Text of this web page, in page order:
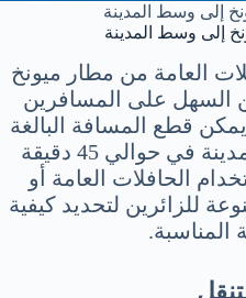
إلى وسط المدينة
إلى وسط المدينة
العامة من مطار ميونخ
السهل على المسافرين
قطع المسافة البالغة
40 كم بين المطار ووسط المدينة في حوالي 45 دقيقة
الحافلات العامة أو
للزائرين لتحديد كيفية
المناسبة.